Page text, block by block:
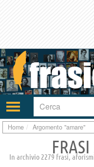
Attiva/disattiva
navigazione
Home Argomento "amare"
In archivio 2279 frasi,